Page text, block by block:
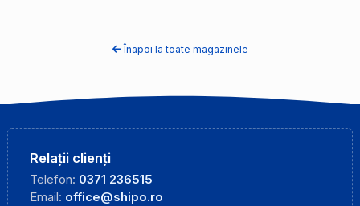
Înapoi la toate magazinele
Relații clienți
Telefon: 0371 236515
Email: office@shipo.ro